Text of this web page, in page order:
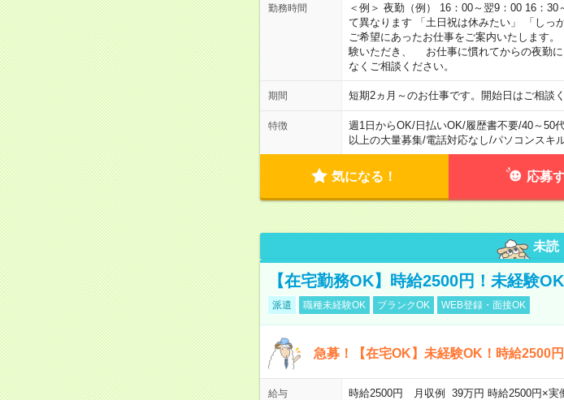
勤務時間
＜例＞ 夜勤（例） 16：00～翌9：00 16：
て異なります 「土日祝は休みたい」 「しっ
ご希望にあったお仕事をご案内いたします
験いただき、 お仕事に慣れてからの夜勤
なくご相談ください。
期間 短期2ヵ月～のお仕事です。開始日はご相
特徴 週1日からOK/日払いOK/履歴書不要/40～50
以上の大量募集/電話対応なし/パソコンスキ
気になる！ 応募
未読
【在宅勤務OK】時給2500円！未経験
派遣 職種未経験OK ブランクOK WEB登録・面接OK
急募！【在宅OK】未経験OK！時給2500
給与
時給2500円 月収例 39万円 時給2500円×実